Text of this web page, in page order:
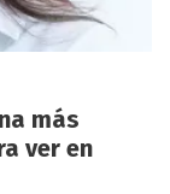
más
ver en